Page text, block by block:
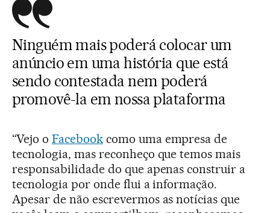
Ninguém mais poderá colocar um
anúncio em uma história que está
sendo contestada nem poderá
promovê-la em nossa plataforma
“Vejo o Facebookcomo uma empresa de
tecnologia, mas reconheço que temos mais
responsabilidade do que apenas construir a
tecnologia por onde flui a informação.
Apesar de não escrevermos as notícias que